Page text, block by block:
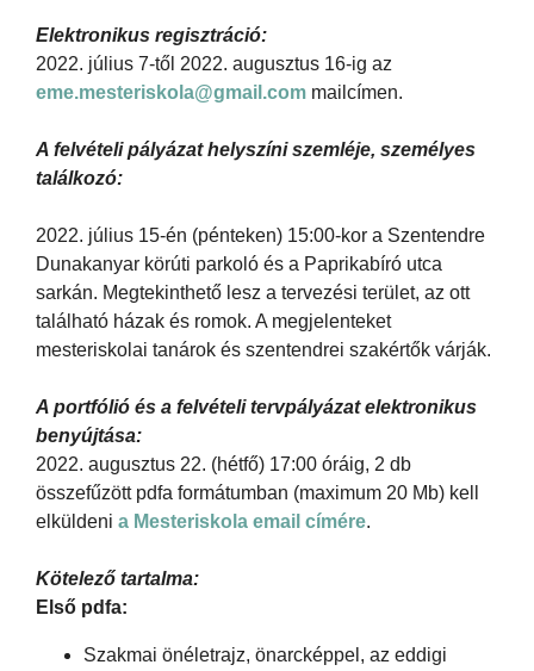
Elektronikus regisztráció:
2022. július 7-től 2022. augusztus 16-ig az
eme.mesteriskola@gmail.com mailcímen.
A felvételi pályázat helyszíni szemléje, személyes
találkozó:
2022. július 15-én (pénteken) 15:00-kor a Szentendre
Dunakanyar körúti parkoló és a Paprikabíró utca
sarkán. Megtekinthető lesz a tervezési terület, az ott
található házak és romok. A megjelenteket
mesteriskolai tanárok és szentendrei szakértők várják.
A portfólió és a felvételi tervpályázat elektronikus
benyújtása:
2022. augusztus 22. (hétfő) 17:00 óráig, 2 db
összefűzött pdfa formátumban (maximum 20 Mb) kell
elküldeni a Mesteriskola email címére.
Kötelező tartalma:
Első pdfa:
Szakmai önéletrajz, önarcképpel, az eddigi